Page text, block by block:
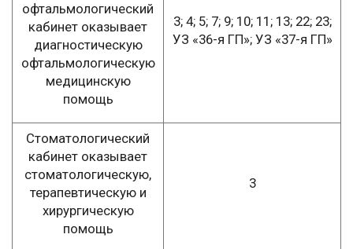
офтальмологический
кабинет оказывает
диагностическую
офтальмологическую
медицинскую
помощь
3; 4; 5; 7; 9; 10; 11; 13; 22; 23;
УЗ «36-я ГП»; УЗ «37-я ГП»
Стоматологический
кабинет оказывает
стоматологическую,
терапевтическую и
хирургическую
помощь
3